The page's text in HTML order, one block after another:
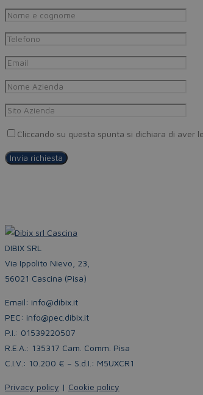
Cliccando su questa spunta si dichiara di aver
DIBIX SRL
Via Ippolito Nievo, 23,
56021 Cascina (Pisa)
Email: info@dibix.it
PEC: info@pec.dibix.it
P.I.: 01539220507
R.E.A.: 135317 Cam. Comm. Pisa
C.I.V.: 10.200 € – S.d.I.: M5UXCR1
Privacy policy | Cookie policy